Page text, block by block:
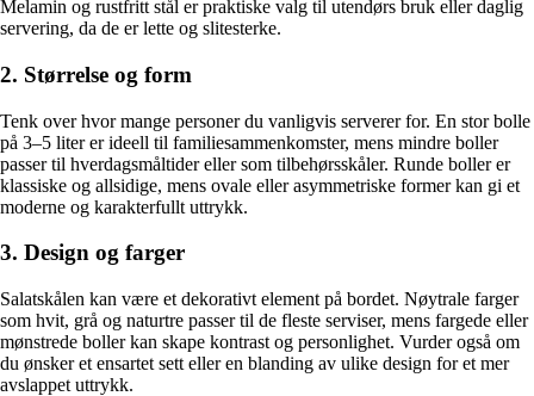
Melamin og rustfritt stål er praktiske valg til utendørs bruk eller daglig
servering, da de er lette og slitesterke.
2. Størrelse og form
Tenk over hvor mange personer du vanligvis serverer for. En stor bolle
på 3–5 liter er ideell til familiesammenkomster, mens mindre boller
passer til hverdagsmåltider eller som tilbehørsskåler. Runde boller er
klassiske og allsidige, mens ovale eller asymmetriske former kan gi et
moderne og karakterfullt uttrykk.
3. Design og farger
Salatskålen kan være et dekorativt element på bordet. Nøytrale farger
som hvit, grå og naturtre passer til de fleste serviser, mens fargede eller
mønstrede boller kan skape kontrast og personlighet. Vurder også om
du ønsker et ensartet sett eller en blanding av ulike design for et mer
avslappet uttrykk.